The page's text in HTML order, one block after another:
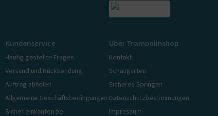
Kundenservice
Häufig gestellte Fragen
Versand und Rücksendung
Auftrag abholen
Allgemeine Geschäftsbedingungen
Sicher einkaufen bei
Über Trampolinshop
Kontakt
Schaugarten
Sicheres Springen
Datenschutzbestimmungen
Impressum